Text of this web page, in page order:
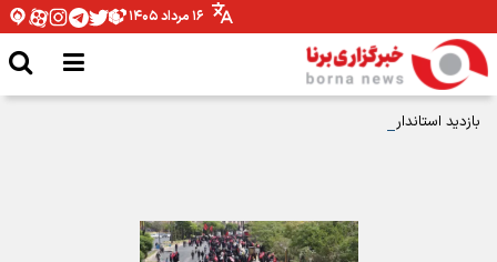
۱۶ مرداد ۱۴۰۵
بازدید استاندار چهارمحال و بختیاری از فروشگاه کارآفن؛ گامی بلند در جهت